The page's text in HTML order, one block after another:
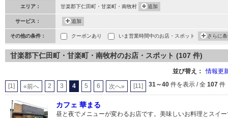
エリア： 甘楽郡下仁田町・甘楽町・南牧村 追加
サービス： 追加
その他の条件： クーポンあり いま営業時間中のお店・スポット さらに
甘楽郡下仁田町・甘楽町・南牧村のお店・スポット (107 件)
並び替え： 情報更
[1] «前へ 2 3 4 5 6 次へ» [11] 31～40 件を表示 / 全 107 件
カフェ 華まる
昼と夜でメニューが変わるお店です。美味しいお料理とスイ